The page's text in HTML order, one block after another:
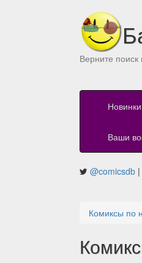
Верните
Ваши
@comicsdb |
Комиксы по